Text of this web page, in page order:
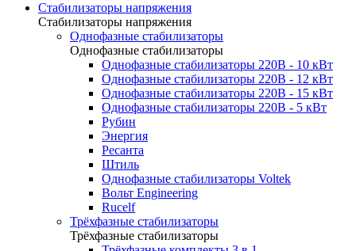
Стабилизаторы напряжения
Стабилизаторы напряжения
Однофазные стабилизаторы
Однофазные стабилизаторы
Однофазные стабилизаторы 220В - 10 кВт
Однофазные стабилизаторы 220В - 12 кВт
Однофазные стабилизаторы 220В - 15 кВт
Однофазные стабилизаторы 220В - 5 кВт
Рубин
Энергия
Ресанта
Штиль
Однофазные стабилизаторы Voltek
Вольт Engineering
Rucelf
Трёхфазные стабилизаторы
Трёхфазные стабилизаторы